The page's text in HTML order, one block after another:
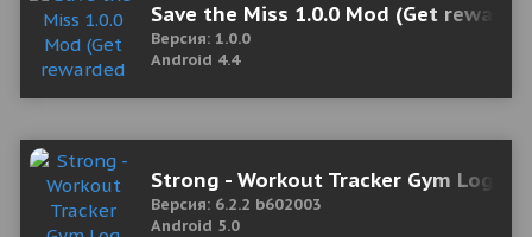
Save the Miss 1.0.0 Mod (Get
Версия: 1.0.0
Android 4.4
Strong - Workout Tracker Gym Log
Версия: 6.2.2 b602003
Android 5.0